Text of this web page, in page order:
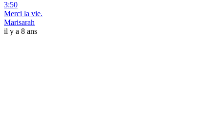
3:50
Merci la vie.
Marisarah
il y a 8 ans